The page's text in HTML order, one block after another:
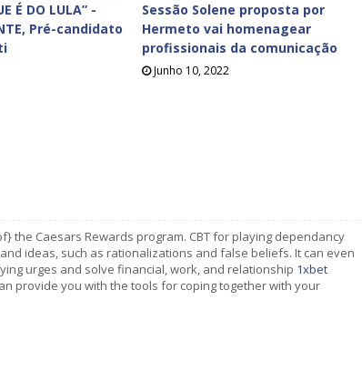
É DO LULA” -
Pré-candidato
Sessão Solene proposta por
Hermeto vai homenagear
profissionais da comunicação
Junho 10, 2022
the Caesars Rewards program. CBT for playing dependancy
ideas, such as rationalizations and false beliefs. It can even
urges and solve financial, work, and relationship 1xbet
provide you with the tools for coping together with your